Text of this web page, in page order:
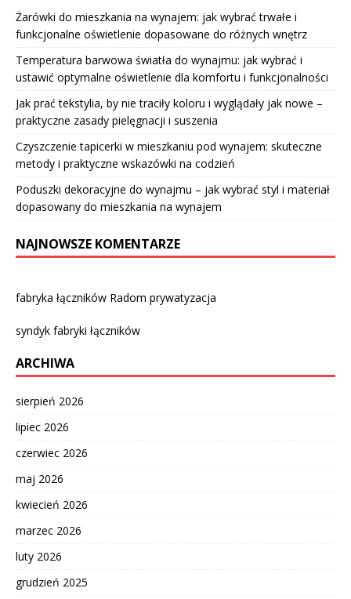
Żarówki do mieszkania na wynajem: jak wybrać trwałe i
funkcjonalne oświetlenie dopasowane do różnych wnętrz
Temperatura barwowa światła do wynajmu: jak wybrać i
ustawić optymalne oświetlenie dla komfortu i funkcjonalności
Jak prać tekstylia, by nie traciły koloru i wyglądały jak nowe –
praktyczne zasady pielęgnacji i suszenia
Czyszczenie tapicerki w mieszkaniu pod wynajem: skuteczne
metody i praktyczne wskazówki na codzień
Poduszki dekoracyjne do wynajmu – jak wybrać styl i materiał
dopasowany do mieszkania na wynajem
NAJNOWSZE KOMENTARZE
fabryka łączników Radom prywatyzacja
syndyk fabryki łączników
ARCHIWA
sierpień 2026
lipiec 2026
czerwiec 2026
maj 2026
kwiecień 2026
marzec 2026
luty 2026
grudzień 2025